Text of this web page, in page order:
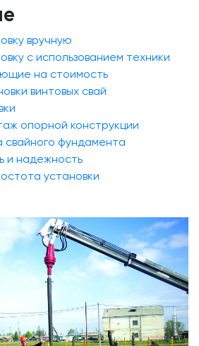
вручную
с использованием техники
на стоимость
винтовых свай
опорной конструкции
фундамента
и надежность
установки